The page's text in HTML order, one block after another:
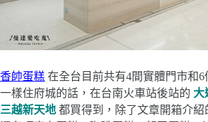
香帥蛋糕 在全台目前共有4間實體門市和
一樣住府城的話，在台南火車站後站的 大
三越新天地 都買得到，除了文章開箱介